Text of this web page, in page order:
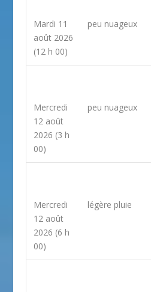
Mardi 11
août 2026
(12 h 00)
peu nuageux
Mercredi
12 août
2026 (3 h
00)
peu nuageux
Mercredi
12 août
2026 (6 h
00)
légère pluie